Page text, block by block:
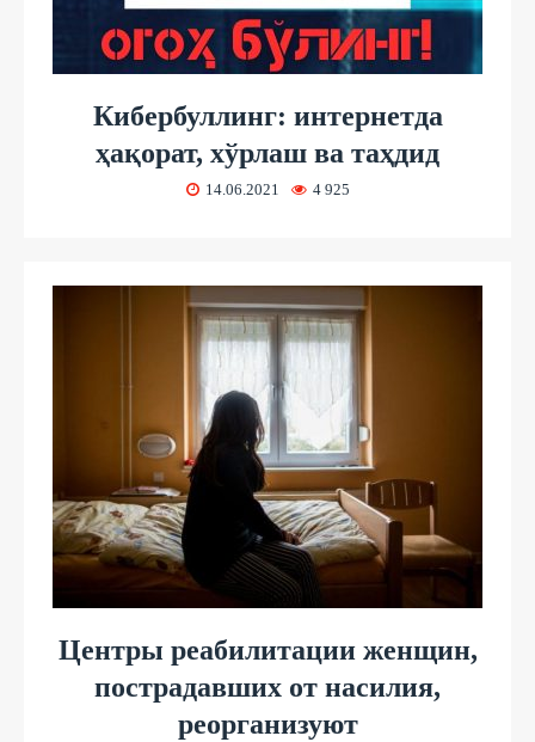
Кибербуллинг: интернетда
ҳақорат, хўрлаш ва таҳдид
14.06.2021 4 925
Центры реабилитации женщин,
пострадавших от насилия,
реорганизуют